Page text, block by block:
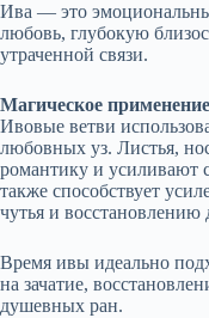
Ива — это
любовь, глубокую
утраченной связи.
Магическое применение
Ивовые ветви
любовных уз. Листья,
романтику и усиливают
также способствует
чутья и восстановлению
Время ивы идеально
на зачатие,
душевных ран.